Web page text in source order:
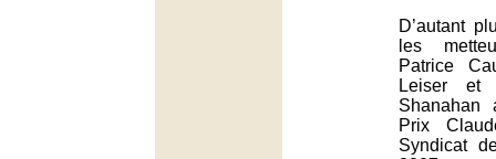
D’autant
les
Patrice
Leiser et
Shanahan
Prix
Syndicat